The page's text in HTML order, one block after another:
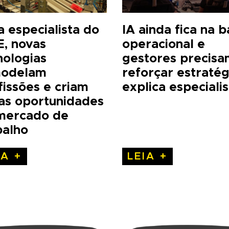
especialista do
novas
e criam
oportunidades
de
+
IA ainda fica na
operacional e
gestores
reforçar
explica
LEIA +